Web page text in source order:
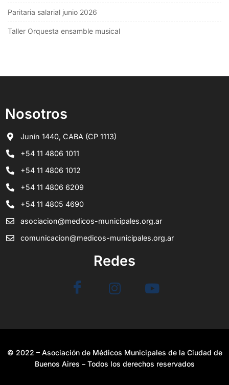
Paritaria salarial junio 2026
Taller Orquesta ensamble musical
Nosotros
Junín 1440, CABA (CP 1113)
+54 11 4806 1011
+54 11 4806 1012
+54 11 4806 6209
+54 11 4805 4690
asociacion@medicos-municipales.org.ar
comunicacion@medicos-municipales.org.ar
Redes
© 2022 – Asociación de Médicos Municipales de la Ciudad de
Buenos Aires – Todos los derechos reservados